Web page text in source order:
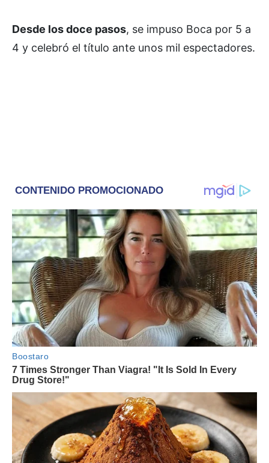
Desde los doce pasos, se impuso Boca por 5 a
4 y celebró el título ante unos mil espectadores.